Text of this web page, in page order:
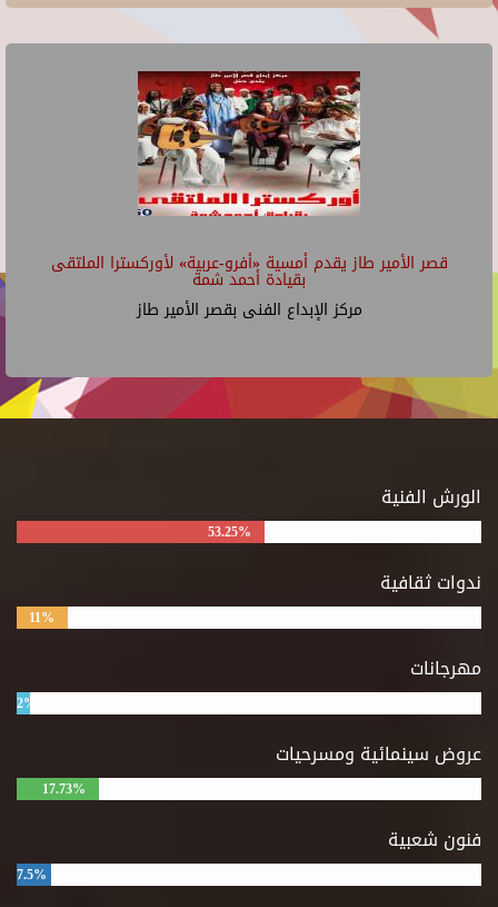
قصر الأمير طاز يقدم أمسية «أفرو-عربية» لأوركسترا الملتقى
بقيادة أحمد شمة
مركز الإبداع الفنى بقصر الأمير طاز
الورش الفنية
53.25%
ندوات ثقافية
11%
مهرجانات
2%
عروض سينمائية ومسرحيات
17.73%
فنون شعبية
7.5%